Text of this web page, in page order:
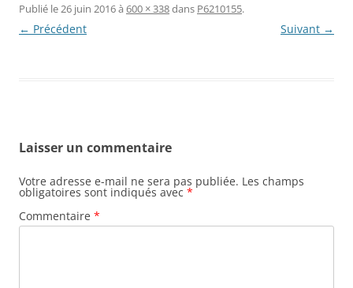
Publié le26 juin 2016à 600 × 338dans P6210155.
← Précédent Suivant →
Laisser un commentaire
Votre adresse e-mail ne sera pas publiée. Les champs
obligatoires sont indiqués avec *
Commentaire *